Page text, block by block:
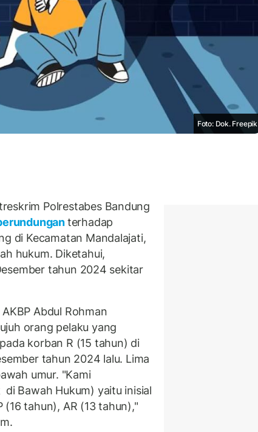
Foto: Dok. Freepik
Polrestabes Bandung
terhadap
di Kecamatan Mandalajati,
hukum. Diketahui,
tahun 2024 sekitar
Abdul Rohman
orang pelaku yang
korban R (15 tahun) di
tahun 2024 lalu. Lima
umur. "Kami
Bawah Hukum) yaitu inisial
(16 tahun), AR (13 tahun),"